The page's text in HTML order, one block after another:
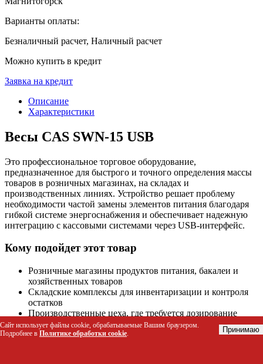
Варианты оплаты:
Безналичный расчет, Наличный расчет
Можно купить в кредит
Заявка на кредит
Описание
Характеристики
Весы CAS SWN-15 USB
Это профессиональное торговое оборудование,
предназначенное для быстрого и точного определения массы
товаров в розничных магазинах, на складах и
производственных линиях. Устройство решает проблему
необходимости частой замены элементов питания благодаря
гибкой системе энергоснабжения и обеспечивает надежную
интеграцию с кассовыми системами через USB-интерфейс.
Кому подойдет этот товар
Розничные магазины продуктов питания, бакалеи и
хозяйственных товаров
Складские комплексы для инвентаризации и контроля
остатков
Производственные цеха, где требуется дозирование
сырья или готовой продукции
Офисы логистических компаний для взвешивания
Сайт использует файлы cookie, обрабатываемые Вашим браузером.
Подробнее в Политике обработки cookie. Принимаю